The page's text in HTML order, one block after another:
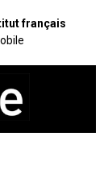
français